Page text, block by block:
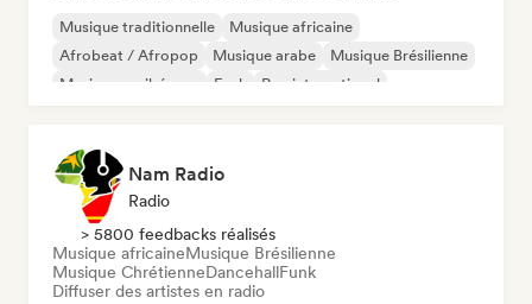
Musique traditionnelle
Musique africaine
Afrobeat / Afropop
Musique arabe
Musique Brésilienne
Musique caribéenne
Funk Rap international
Nam Radio
Radio
> 5800 feedbacks réalisés
Musique africaineMusique Brésilienne
Musique ChrétienneDancehallFunk
Diffuser des artistes en radio